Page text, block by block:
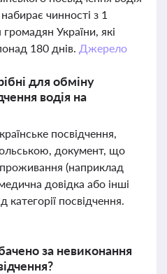
чинності з 1
України, які
180 днів. Джерело
для обміну
водія на
посвідчення,
документ, що
(наприклад
довідка або інші
посвідчення.
за невиконання